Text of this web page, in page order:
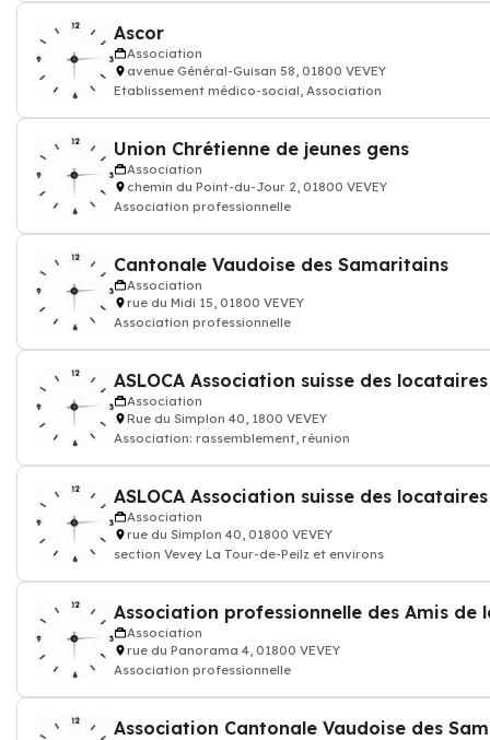
Ascor
Association
avenue Général-Guisan 58, 01800 VEVEY
Etablissement médico-social, Association
Union Chrétienne de jeunes gens
Association
chemin du Point-du-Jour 2, 01800 VEVEY
Association professionnelle
Cantonale Vaudoise des Samaritains
Association
rue du Midi 15, 01800 VEVEY
Association professionnelle
ASLOCA Association suisse des locataires
Association
Rue du Simplon 40, 1800 VEVEY
Association: rassemblement, réunion
ASLOCA Association suisse des locataires
Association
rue du Simplon 40, 01800 VEVEY
section Vevey La Tour-de-Peilz et environs
Association professionnelle des Amis de
Association
rue du Panorama 4, 01800 VEVEY
Association professionnelle
Association Cantonale Vaudoise des